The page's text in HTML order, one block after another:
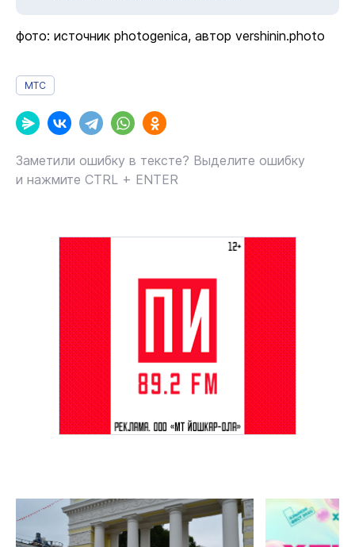
фото: источник photogenica, автор vershinin.photo
МТС
Заметили ошибку в тексте? Выделите ошибку
и нажмите CTRL + ENTER